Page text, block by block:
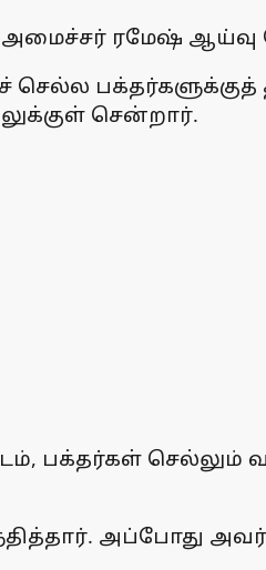
அமைச்சர் ரமேஷ்
பக்தர்களுக்குத்
சென்றார்.
பக்தர்கள்
அப்போது அவர்